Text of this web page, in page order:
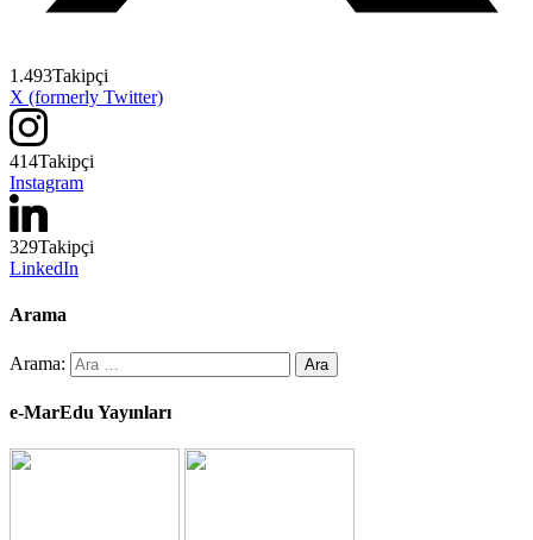
1.493Takipçi
X (formerly Twitter)
414Takipçi
Instagram
329Takipçi
LinkedIn
Arama
Arama:
e-MarEdu Yayınları